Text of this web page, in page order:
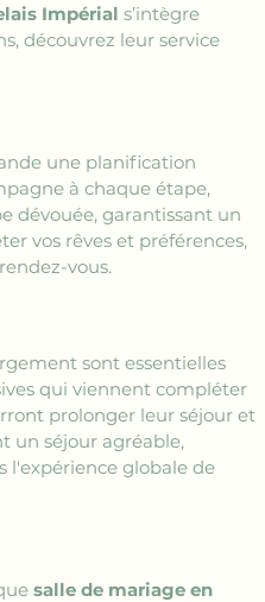
Impérial s’intègre
découvrez leur service
une planification
à chaque étape,
dévouée, garantissant un
vos rêves et préférences,
vous.
sont essentielles
qui viennent compléter
prolonger leur séjour et
un séjour agréable,
l'expérience globale de
salle de mariage en